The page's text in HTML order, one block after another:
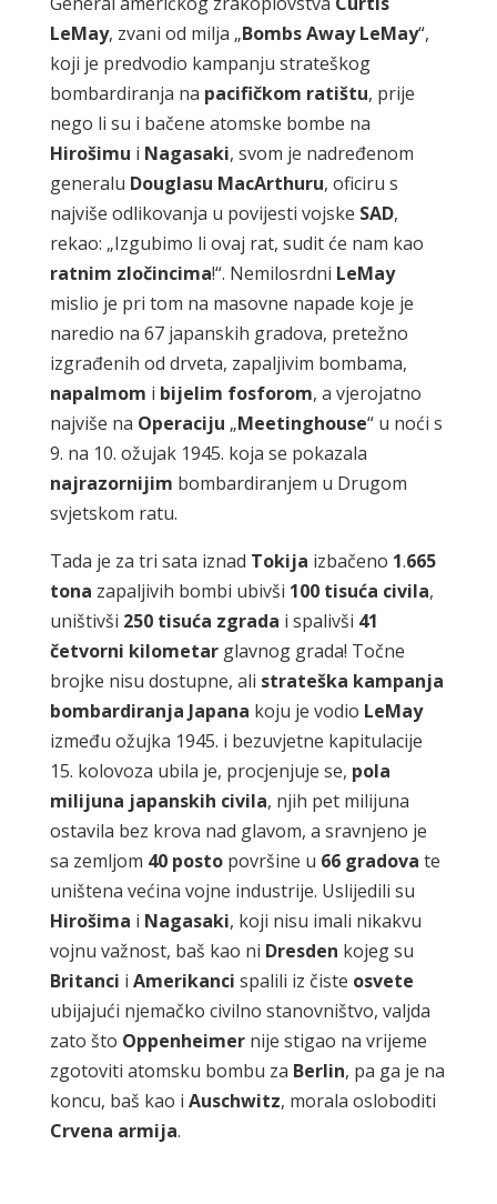
LeMay, zvani od milja „BombsAway LeMay“,
koji je predvodio kampanju strateškog
bombardiranja na pacifičkom ratištu, prije
nego li su i bačene atomske bombe na
Hirošimu i Nagasaki, svom je nadređenom
generalu Douglasu MacArthuru, oficiru s
najviše odlikovanja u povijesti vojske SAD,
rekao: „Izgubimo li ovaj rat, sudit će nam kao
ratnim zločincima!“. Nemilosrdni LeMay
mislio je pri tom na masovne napade koje je
naredio na 67 japanskih gradova, pretežno
izgrađenih od drveta, zapaljivim bombama,
napalmom i bijelim fosforom, a vjerojatno
najviše na Operaciju „Meetinghouse“ u noći s
9. na 10. ožujak 1945. koja se pokazala
najrazornijim bombardiranjem u Drugom
svjetskom ratu.
Tada je za tri sata iznad Tokija izbačeno 1.665
tona zapaljivih bombi ubivši 100 tisuća civila,
uništivši 250 tisuća zgrada i spalivši 41
četvorni kilometarglavnog grada! Točne
brojke nisu dostupne, ali strateška kampanja
bombardiranja Japana koju je vodio LeMay
između ožujka 1945. i bezuvjetne kapitulacije
15. kolovoza ubila je, procjenjuje se, pola
milijuna japanskih civila, njih pet milijuna
ostavila bez krova nad glavom, a sravnjeno je
sa zemljom 40 postopovršine u 66 gradova te
uništena većina vojne industrije. Uslijedili su
Hirošima i Nagasaki, koji nisu imali nikakvu
vojnu važnost, baš kao ni Dresden kojeg su
Britanci i Amerikanci spalili iz čiste osvete
ubijajući njemačko civilno stanovništvo, valjda
zato što Oppenheimernije stigao na vrijeme
zgotoviti atomsku bombu za Berlin, pa ga je na
koncu, baš kao i Auschwitz, morala osloboditi
Crvena armija.